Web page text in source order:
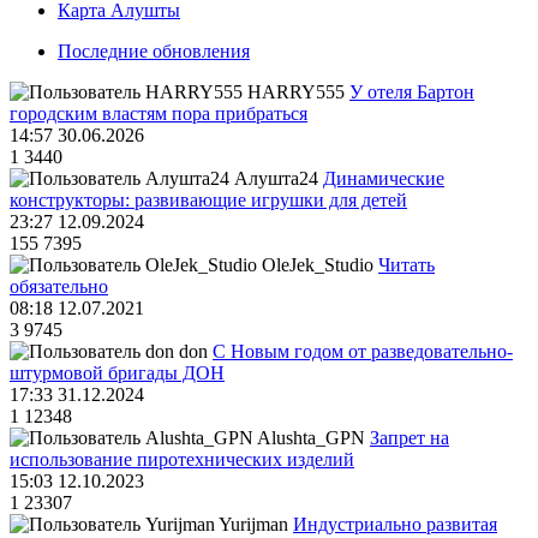
Карта Алушты
Последние обновления
HARRY555 У отеля Бартон
городским властям пора прибраться
14:57 30.06.2026
1 3440
Алушта24 Динамические
конструкторы: развивающие игрушки для детей
23:27 12.09.2024
155 7395
OleJek_Studio Читать
обязательно
08:18 12.07.2021
3 9745
don С Новым годом от разведовательно-
штурмовой бригады ДОН
17:33 31.12.2024
1 12348
Alushta_GPN Запрет на
использование пиротехнических изделий
15:03 12.10.2023
1 23307
Yurijman Индустриально развитая